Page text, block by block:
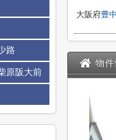
大阪府豊
物件
路
原阪大前